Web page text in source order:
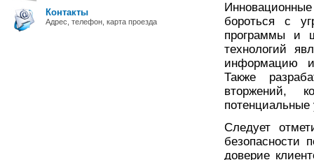
Контакты
Адрес, телефон, карта проезда
бороться с
программы и
технологий
информацию и
Также
вторжений,
потенциальные
Следует
безопасности
доверие